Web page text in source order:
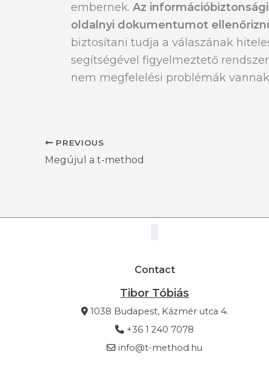
embernek. Az
oldalnyi dokumentumot
biztosítani tudja a válaszának
segítségével figyelmeztető
nem megfelelési problémák
PREVIOUS
Megújul a t-method
Contact
Tibor Tóbiás
1038 Budapest, Kázmér utca 4.
+36 1 240 7078
info@t-method.hu